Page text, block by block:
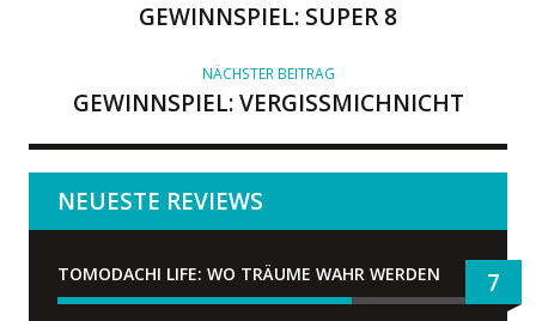
GEWINNSPIEL: SUPER 8
NÄCHSTER BEITRAG
GEWINNSPIEL: VERGISSMICHNICHT
NEUESTE REVIEWS
TOMODACHI LIFE: WO TRÄUME WAHR WERDEN 7